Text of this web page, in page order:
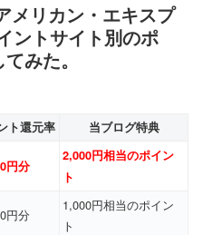
メリカン・エキスプ
ントサイト別のポ
みた。
ト還元率 当ブログ特典
円分
2,000円相当のポイン
ト
円分
1,000円相当のポイン
ト